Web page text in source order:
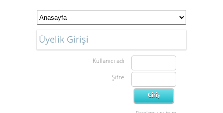
Üyelik Girişi
Kullanıcı adı
Şifre